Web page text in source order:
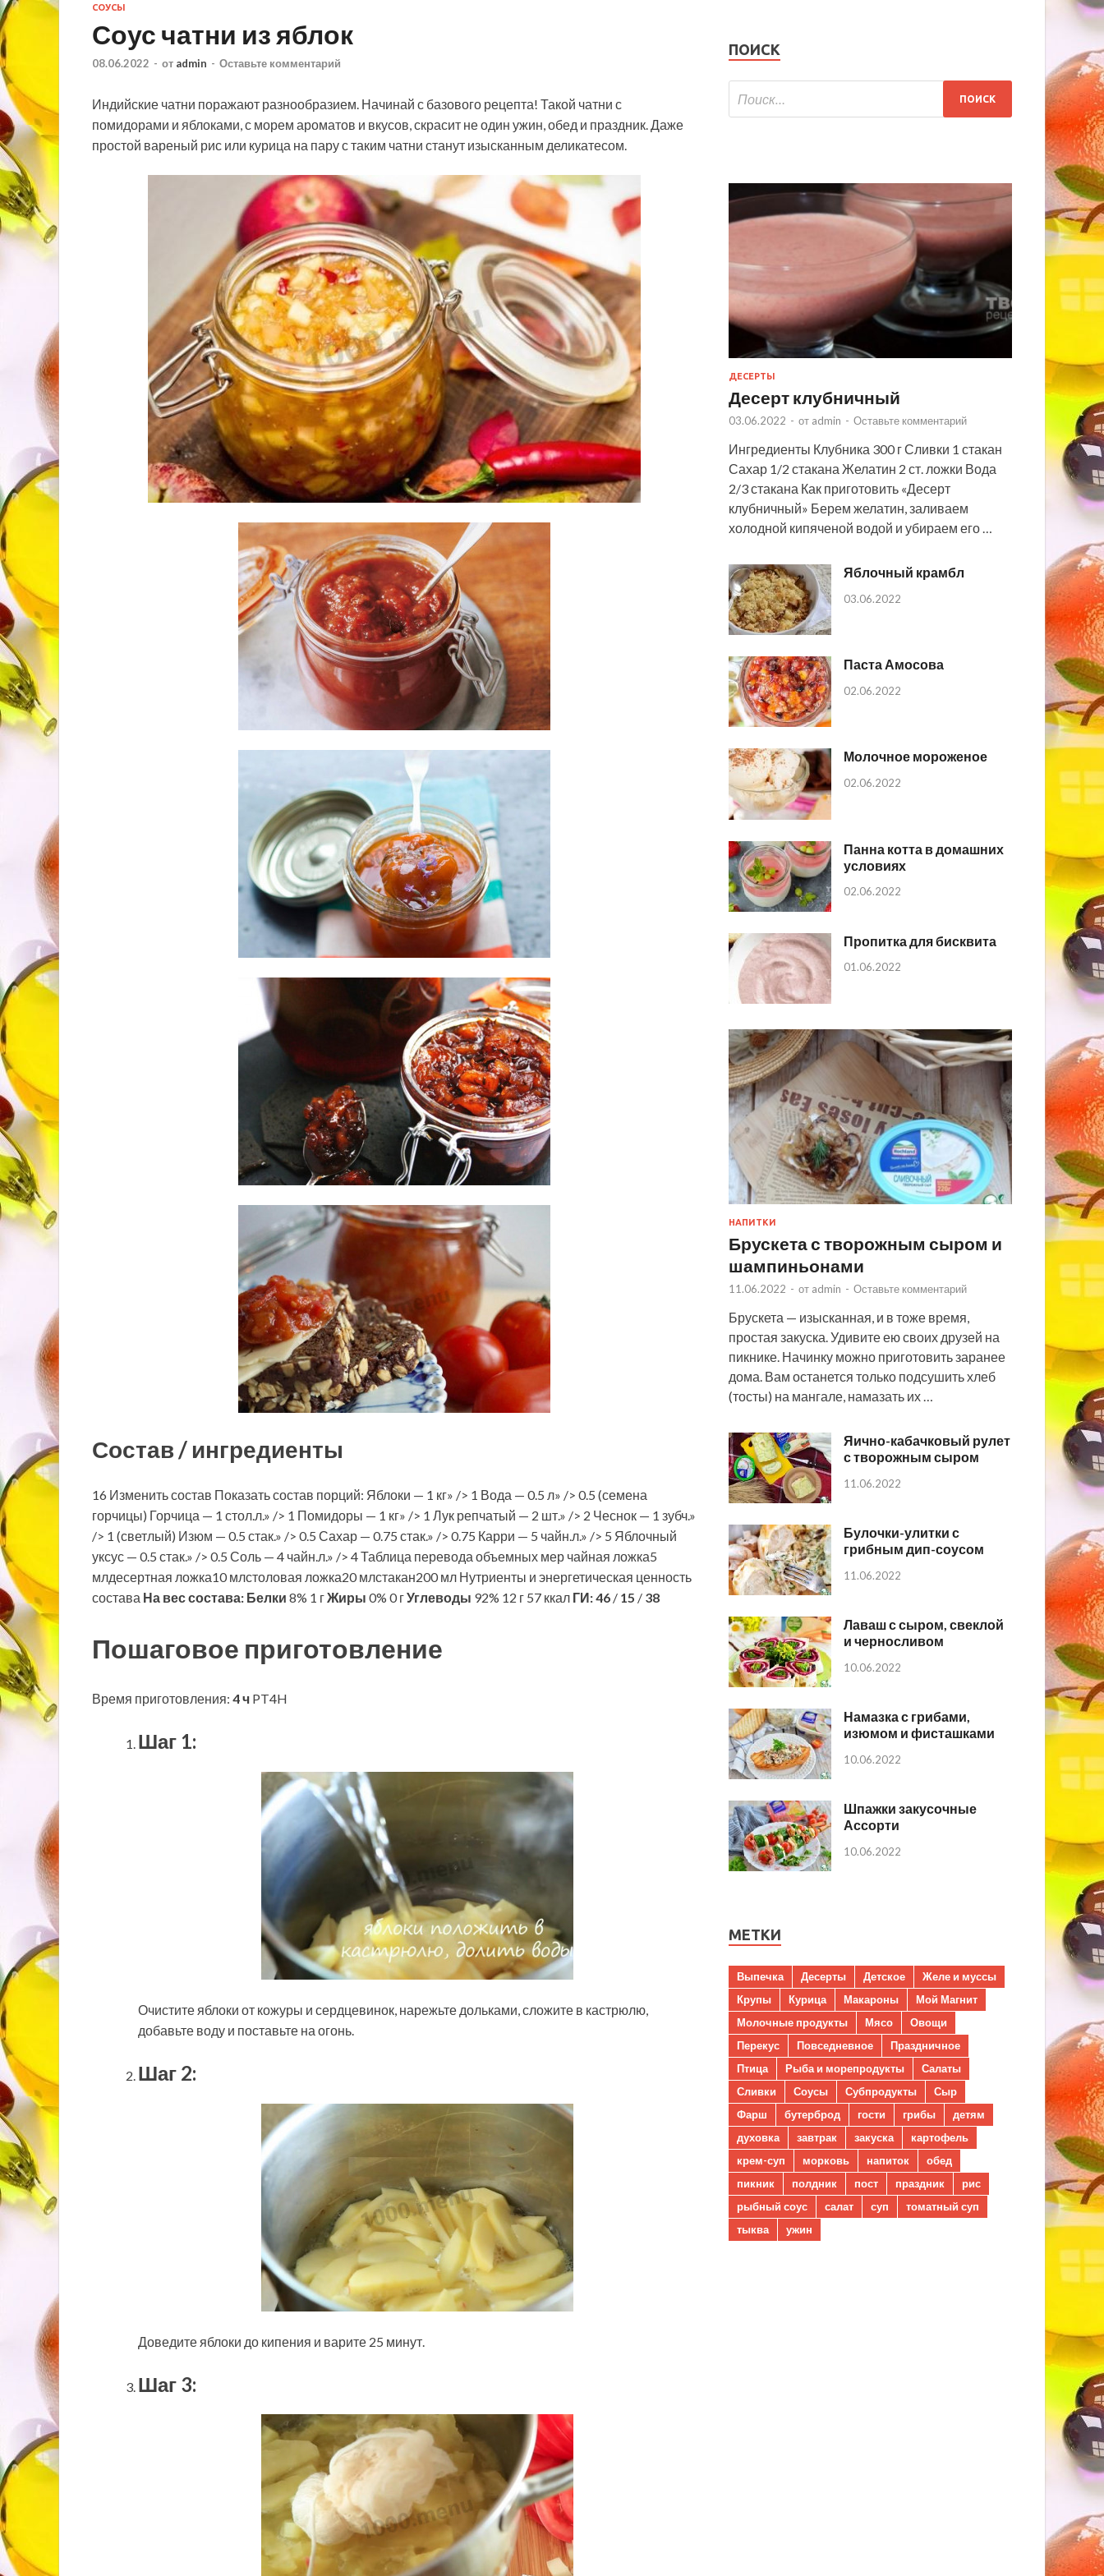
СОУСЫ
Соус чатни из яблок
08.06.2022 - от admin - Оставьте комментарий
Индийские чатни поражают разнообразием. Начинай с базового рецепта! Такой чатни с
помидорами и яблоками, с морем ароматов и вкусов, скрасит не один ужин, обед и праздник. Даже
простой вареный рис или курица на пару с таким чатни станут изысканным деликатесом.
Состав / ингредиенты
16 Изменить состав Показать состав порций: Яблоки — 1 кг» /> 1 Вода — 0.5 л» /> 0.5 (семена
горчицы) Горчица — 1 стол.л.» /> 1 Помидоры — 1 кг» /> 1 Лук репчатый — 2 шт.» /> 2 Чеснок — 1 зубч.»
/> 1 (светлый) Изюм — 0.5 стак.» /> 0.5 Сахар — 0.75 стак.» /> 0.75 Карри — 5 чайн.л.» /> 5 Яблочный
уксус — 0.5 стак.» /> 0.5 Соль — 4 чайн.л.» /> 4 Таблица перевода объемных мер чайная ложка5
млдесертная ложка10 млстоловая ложка20 млстакан200 мл Нутриенты и энергетическая ценность
состава На вес состава: Белки 8% 1 гЖиры 0% 0 гУглеводы 92% 12 г 57 ккал ГИ:46 / 15 / 38
Пошаговое приготовление
Время приготовления: 4 ч PT4H
Шаг 1:
Очистите яблоки от кожуры и сердцевинок, нарежьте дольками, сложите в кастрюлю,
добавьте воду и поставьте на огонь.
Шаг 2:
Доведите яблоки до кипения и варите 25 минут.
Шаг 3:
ПОИСК
ДЕСЕРТЫ
Десерт клубничный
03.06.2022 - от admin - Оставьте комментарий
Ингредиенты Клубника 300 г Сливки 1 стакан
Сахар 1/2 стакана Желатин 2 ст. ложки Вода
2/3 стакана Как приготовить «Десерт
клубничный» Берем желатин, заливаем
холодной кипяченой водой и убираем его …
Яблочный крамбл
03.06.2022
Паста Амосова
02.06.2022
Молочное мороженое
02.06.2022
Панна котта в домашних
условиях
02.06.2022
Пропитка для бисквита
01.06.2022
НАПИТКИ
Брускета с творожным сыром и
шампиньонами
11.06.2022 - от admin - Оставьте комментарий
Брускета — изысканная, и в тоже время,
простая закуска. Удивите ею своих друзей на
пикнике. Начинку можно приготовить заранее
дома. Вам останется только подсушить хлеб
(тосты) на мангале, намазать их …
Яично-кабачковый рулет
с творожным сыром
11.06.2022
Булочки-улитки с
грибным дип-соусом
11.06.2022
Лаваш с сыром, свеклой
и черносливом
10.06.2022
Намазка с грибами,
изюмом и фисташками
10.06.2022
Шпажки закусочные
Ассорти
10.06.2022
МЕТКИ
Выпечка Десерты Детское
Желе и муссы
Крупы
Курица Макароны
Мой Магнит
Молочные продукты
Мясо
Овощи
Перекус
Повседневное
Праздничное
Птица
Рыба и морепродукты
Салаты
Сливки
Соусы Субпродукты
Сыр
Фарш
бутерброд гости грибы
детям
духовка
завтрак закуска
картофель
крем-суп
морковь напиток
обед
пикник
полдник пост праздник
рис
рыбный соус
салат суп
томатный суп
тыква
ужин